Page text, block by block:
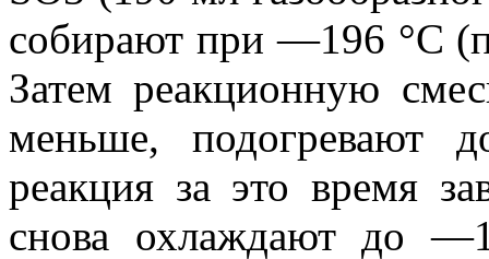
собирают при —196 °С
Затем реакционную
меньше, подогревают
реакция за это время
снова охлаждают до